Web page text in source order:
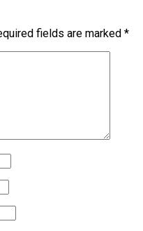
fields are marked *